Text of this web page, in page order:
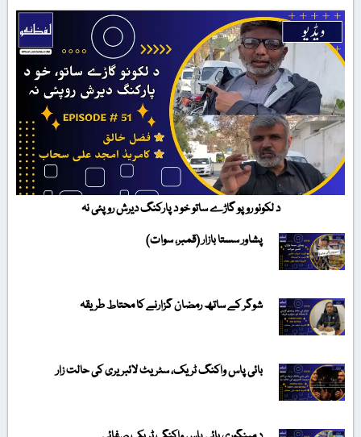
د لکونو روپو گاڑے ساتو خو د پارکنگ دیرش روپئی نہ
پشاور سستا بازار (قمبر، سوات)
شوگر کے ساتھ رمضان گزارنے کا محتاط طریقہ
بائی پاس واکنگ ٹریک، سٹریٹ لائبریری کی حالت زار